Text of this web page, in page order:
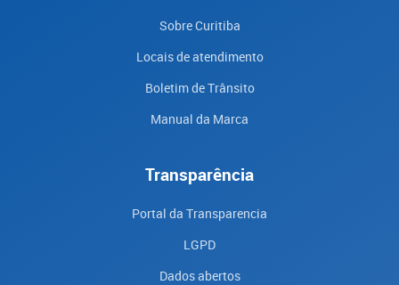
Sobre Curitiba
Locais de atendimento
Boletim de Trânsito
Manual da Marca
Transparência
Portal da Transparencia
LGPD
Dados abertos